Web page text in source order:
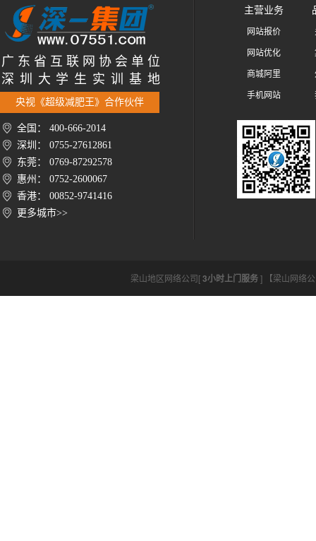
广 东 省 互 联 网 协 会 单 位
深 圳 大 学 生 实 训 基 地
央视《超级减肥王》合作伙伴
全国： 400-666-2014
深圳： 0755-27612861
东莞： 0769-87292578
惠州： 0752-2600067
香港： 00852-9741416
更多城市>>
主营业务
网站报价
网站优化
商城阿里
手机网站
梁山地区网络公司[3小时上门服务] 【梁山网络